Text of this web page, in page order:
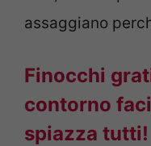
assaggiano
Finocchi
contorno
spiazza tutti!